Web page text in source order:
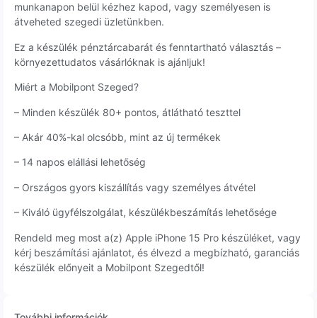
munkanapon belül kézhez kapod, vagy személyesen is
átveheted szegedi üzletünkben.
Ez a készülék pénztárcabarát és fenntartható választás –
környezettudatos vásárlóknak is ajánljuk!
Miért a Mobilpont Szeged?
– Minden készülék 80+ pontos, átlátható teszttel
– Akár 40%-kal olcsóbb, mint az új termékek
– 14 napos elállási lehetőség
– Országos gyors kiszállítás vagy személyes átvétel
– Kiváló ügyfélszolgálat, készülékbeszámítás lehetősége
Rendeld meg most a(z) Apple iPhone 15 Pro készüléket, vagy
kérj beszámítási ajánlatot, és élvezd a megbízható, garanciás
készülék előnyeit a Mobilpont Szegedtől!